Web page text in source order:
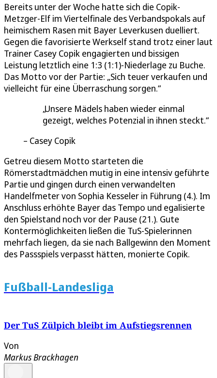
Bereits unter der Woche hatte sich die Copik-
Metzger-Elf im Viertelfinale des Verbandspokals auf
heimischem Rasen mit Bayer Leverkusen duelliert.
Gegen die favorisierte Werkself stand trotz einer laut
Trainer Casey Copik engagierten und bissigen
Leistung letztlich eine 1:3 (1:1)-Niederlage zu Buche.
Das Motto vor der Partie: „Sich teuer verkaufen und
vielleicht für eine Überraschung sorgen.“
Unsere Mädels haben wieder einmal
gezeigt, welches Potenzial in ihnen steckt.
Casey Copik
Getreu diesem Motto starteten die
Römerstadtmädchen mutig in eine intensiv geführte
Partie und gingen durch einen verwandelten
Handelfmeter von Sophia Kesseler in Führung (4.). Im
Anschluss erhöhte Bayer das Tempo und egalisierte
den Spielstand noch vor der Pause (21.). Gute
Kontermöglichkeiten ließen die TuS-Spielerinnen
mehrfach liegen, da sie nach Ballgewinn den Moment
des Passspiels verpasst hätten, monierte Copik.
Fußball-Landesliga
Der TuS Zülpich bleibt im Aufstiegsrennen
Von
Markus Brackhagen